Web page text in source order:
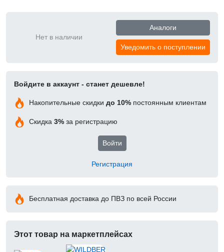
Нет в наличии
Аналоги
Уведомить о поступлении
Войдите в аккаунт - станет дешевле!
Накопительные скидки до 10% постоянным клиентам
Скидка 3% за регистрацию
Войти
Регистрация
Бесплатная доставка до ПВЗ по всей России
Этот товар на маркетплейсах